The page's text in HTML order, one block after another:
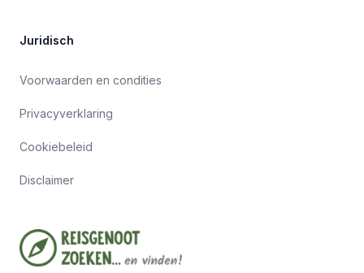
Juridisch
Voorwaarden en condities
Privacyverklaring
Cookiebeleid
Disclaimer